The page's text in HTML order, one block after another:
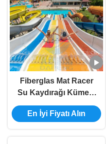
Fiberglas Mat Racer
Su Kaydırağı Kümesi
Gökkuşağı Su
Kaydırağı 6m
En İyi Fiyatı Alın